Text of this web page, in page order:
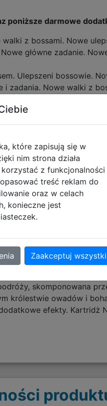
poniższe darmowe
z bossami. Nowe
główne zadanie.
Ulepszeni bossowie.
zadania. Nowe walki z
Wybieraj, którymi
Zyskuj zaklęcia, siłę
wrogów ognistą duszą!
nowe moce i
dzięki
i pokonaj
Kupuj
skomponowana
królestwie owadów i
efekty. Kartridż
które zapisują się w
nim strona działa
z funkcjonalności
treść reklam do
oraz w celach
konieczne jest
Zaakceptuj